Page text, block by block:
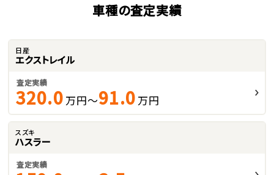
車種の査定実績
日産
エクストレイル
査定実績
320.0 万円～91.0 万円
スズキ
ハスラー
査定実績